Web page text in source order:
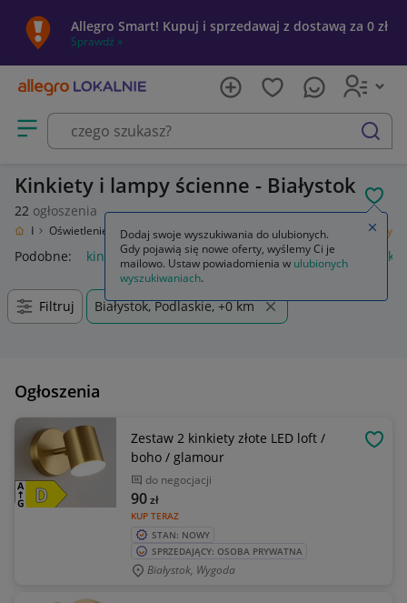
Allegro Smart! Kupuj i sprzedawaj z dostawą za 0 zł
Sprawdź »
Otwórz menu z kategoriami
szukaj
Kinkiety i lampy ścienne - Białystok
22 ogłoszenia
Oświetlenie Oświetlenie wewnętrzne Lampy ścienne Kinkiety
Podobne: kinkiet kinkiety zewnętrzne kinkiety ścienne
Filtruj Białystok, Podlaskie, +0 km
Ogłoszenia
Zestaw 2 kinkiety złote LED loft /
boho / glamour
do negocjacji
KUP TERAZ
90zł
STAN: NOWY
SPRZEDAJĄCY: OSOBA PRYWATNA
Białystok, Wygoda
Dodaj swoje wyszukiwania do ulubionych.
Gdy pojawią się nowe oferty, wyślemy Ci je
mailowo. Ustaw powiadomienia w ulubionych
wyszukiwaniach.